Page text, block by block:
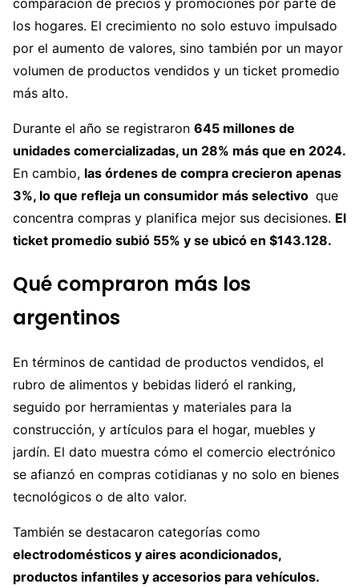
comparación de precios y promociones por parte de
los hogares. El crecimiento no solo estuvo impulsado
por el aumento de valores, sino también por un mayor
volumen de productos vendidos y un ticket promedio
más alto.
Durante el año se registraron 645 millones de
unidades comercializadas, un 28% más que en 2024.
En cambio, las órdenes de compra crecieron apenas
3%, lo que refleja un consumidor más selectivo que
concentra compras y planifica mejor sus decisiones. El
ticket promedio subió 55% y se ubicó en $143.128.
Qué compraron más los
argentinos
En términos de cantidad de productos vendidos, el
rubro de alimentos y bebidas lideró el ranking,
seguido por herramientas y materiales para la
construcción, y artículos para el hogar, muebles y
jardín. El dato muestra cómo el comercio electrónico
se afianzó en compras cotidianas y no solo en bienes
tecnológicos o de alto valor.
También se destacaron categorías como
electrodomésticos y aires acondicionados,
productos infantiles y accesorios para vehículos.